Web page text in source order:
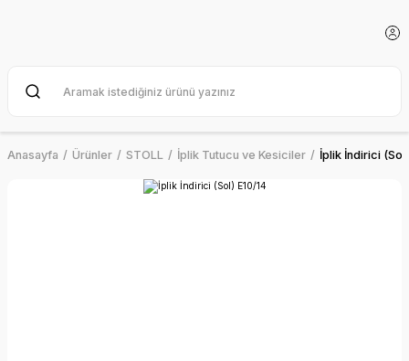
Anasayfa Ürünler STOLL İplik Tutucu ve Kesiciler İplik İndirici (Sol)